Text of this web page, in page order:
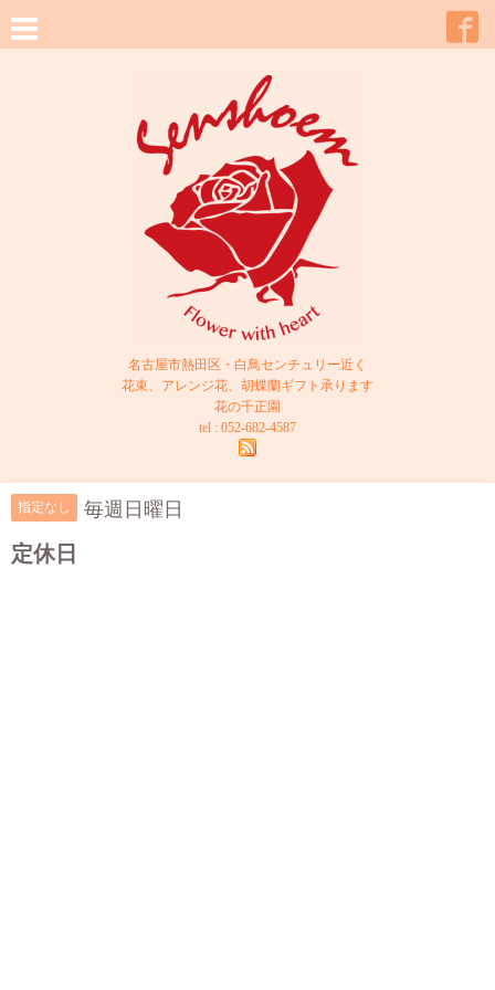
名古屋市熱田区・白鳥センチュリー近く
花束、アレンジ花、胡蝶蘭ギフト承ります
花の千正園
tel : 052-682-4587
指定なし 毎週日曜日
定休日